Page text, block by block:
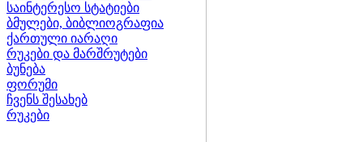
საინტერესო სტატიები
ბმულები, ბიბლიოგრაფია
ქართული იარაღი
რუკები და მარშრუტები
ბუნება
ფორუმი
ჩვენს შესახებ
რუკები